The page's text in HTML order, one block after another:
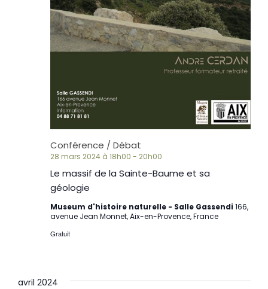
Conférence / Débat
Le massif de la Sainte-Baume et sa
géologie
28 mars 2024 à 18h00 - 20h00
Museum d'histoire naturelle - Salle Gassendi 166,
avenue Jean Monnet, Aix-en-Provence, France
Gratuit
avril 2024